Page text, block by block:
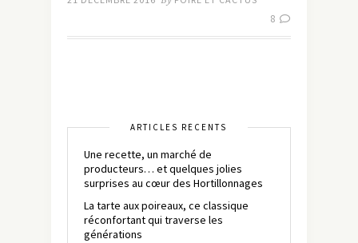
8
ARTICLES RÉCENTS
Une recette, un marché de
producteurs… et quelques jolies
surprises au cœur des Hortillonnages
La tarte aux poireaux, ce classique
réconfortant qui traverse les
générations